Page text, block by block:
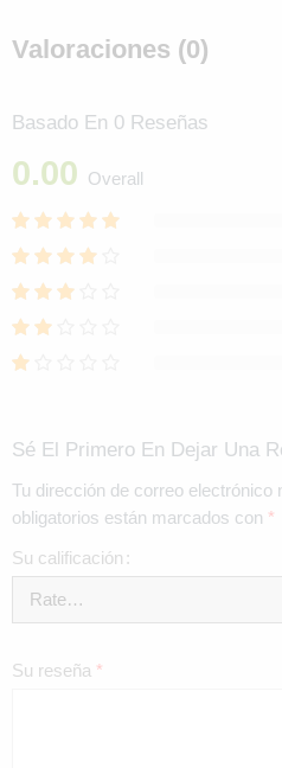
Valoraciones (0)
Basado En 0 Reseñas
0.00 Overall
Sé El Primero En Dejar Una
Tu dirección de correo electrónico
obligatorios están marcados con *
Su calificación
Su reseña *